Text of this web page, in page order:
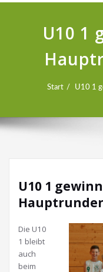
U10 1
Start U10 1
U10 1
Die U10
1 bleibt
auch
beim